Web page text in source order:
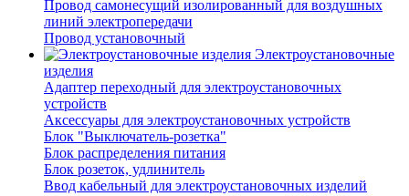
Провод самонесущий изолированный для воздушных
линий электропередачи
Провод установочный
Электроустановочные
изделия
Адаптер переходный для электроустановочных
устройств
Аксессуары для электроустановочных устройств
Блок "Выключатель-розетка"
Блок распределения питания
Блок розеток, удлинитель
Ввод кабельный для электроустановочных изделий